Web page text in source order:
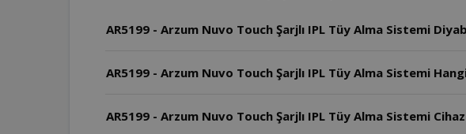
AR5199 - Arzum Nuvo Touch Şarjlı IPL Tüy Alma Sistemi
AR5199 - Arzum Nuvo Touch Şarjlı IPL Tüy Alma Sistemi
AR5199 - Arzum Nuvo Touch Şarjlı IPL Tüy Alma Sistemi